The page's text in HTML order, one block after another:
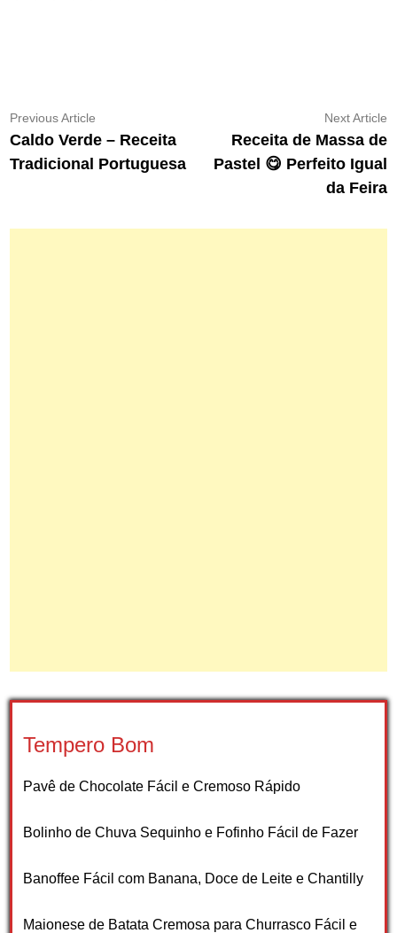
Navegação
de
Post
Previous Article
article:
Caldo Verde – Receita
Tradicional Portuguesa
Next Article
Receita de Massa de
Pastel 😋 Perfeito Igual
da Feira
Tempero Bom
Pavê de Chocolate Fácil e Cremoso Rápido
Bolinho de Chuva Sequinho e Fofinho Fácil de Fazer
Banoffee Fácil com Banana, Doce de Leite e Chantilly
Maionese de Batata Cremosa para Churrasco Fácil e